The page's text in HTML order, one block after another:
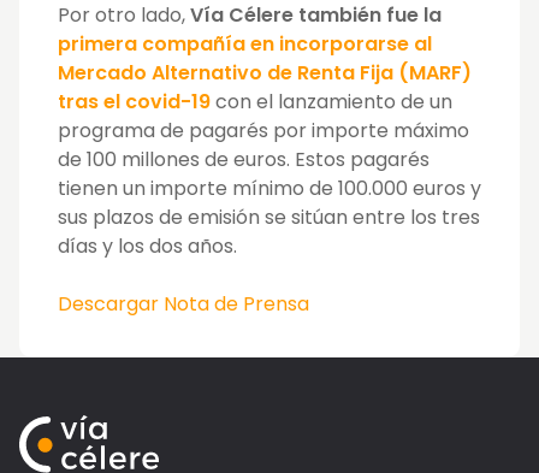
Por otro lado,Vía Célere también fue la
primera compañía en incorporarse al
Mercado Alternativo de Renta Fija (MARF)
tras el covid-19con el lanzamiento de un
programa de pagarés por importe máximo
de 100 millones de euros. Estos pagarés
tienen un importe mínimo de 100.000 euros y
sus plazos de emisión se sitúan entre los tres
días y los dos años.
Descargar Nota de Prensa